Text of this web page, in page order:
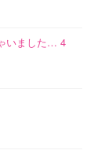
いました… 4